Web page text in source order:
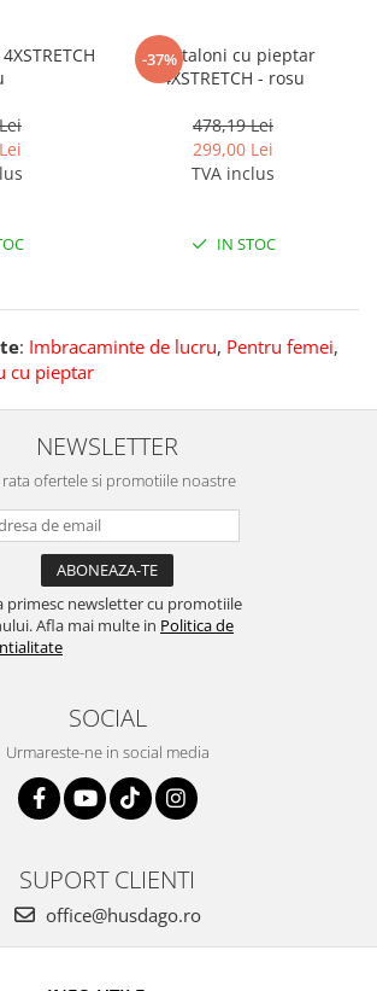
-37%
Pantaloni cu pieptar
4XSTRETCH - rosu
478,19 Lei
299,00 Lei
TVA inclus
IN STOC
: Imbracaminte de lucru, Pentru femei,
cu pieptar
NEWSLETTER
rata ofertele si promotiile noastre
primesc newsletter cu promotiile
Afla mai multe in Politica de
SOCIAL
Urmareste-ne in social media
SUPORT CLIENTI
office@husdago.ro